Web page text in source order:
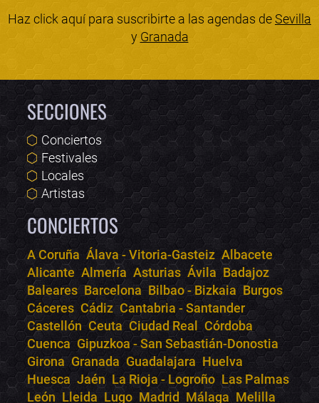
Haz click aquí para suscribirte a las agendas deSevilla
y Granada
SECCIONES
Conciertos
Festivales
Locales
Artistas
CONCIERTOS
A Coruña Álava - Vitoria-Gasteiz Albacete
Alicante Almería Asturias Ávila Badajoz
Baleares Barcelona Bilbao - Bizkaia Burgos
Cáceres Cádiz Cantabria - Santander
Castellón Ceuta Ciudad Real
Córdoba
Cuenca Gipuzkoa - San Sebastián-Donostia
Girona Granada Guadalajara Huelva
Huesca Jaén La Rioja - Logroño Las Palmas
León Lleida Lugo Madrid Málaga Melilla
Bololoco · conciertos.club
Online · Te ayudo a encontrar conciertos